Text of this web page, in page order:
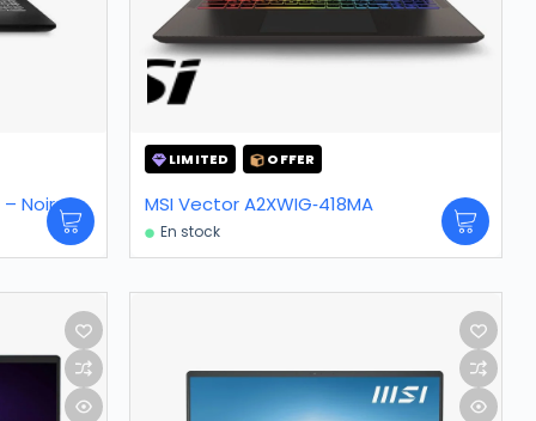
– Noir
LIMITED OFFER
MSI Vector A2XWIG‑418MA
En stock